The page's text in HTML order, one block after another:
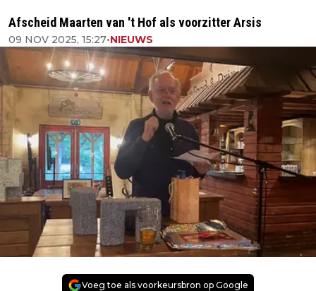
Afscheid Maarten van 't Hof als voorzitter Arsis
09 NOV 2025, 15:27•NIEUWS
Voeg toe als voorkeursbron op Google